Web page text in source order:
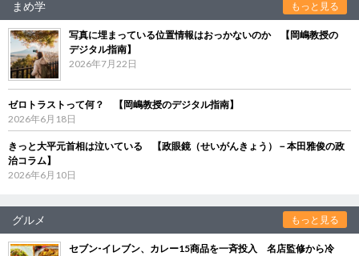
まめ学 もっと見る
写真に埋まっている位置情報はおっかないのか 【岡嶋教授の
デジタル指南】
2026年7月22日
ゼロトラストって何？ 【岡嶋教授のデジタル指南】
2026年6月18日
きっと大平元首相は泣いている 【政眼鏡（せいがんきょう）－本田雅俊の政
治コラム】
2026年6月10日
グルメ もっと見る
セブン‐イレブン、カレー15商品を一斉投入 名店監修から冷